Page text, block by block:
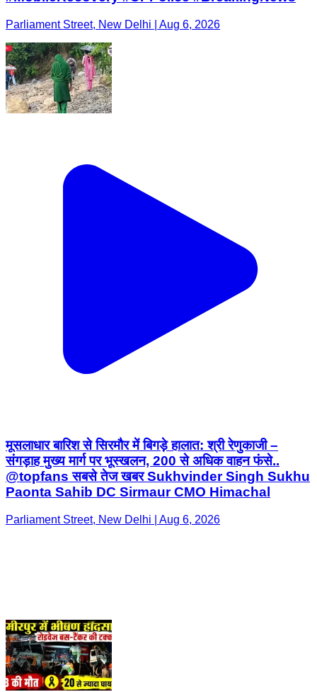
Parliament Street, New Delhi | Aug 6, 2026
मूसलाधार बारिश से सिरमौर में बिगड़े हालात: श्री रेणुकाजी –
संगड़ाह मुख्य मार्ग पर भूस्खलन, 200 से अधिक वाहन फंसे..
@topfans सबसे तेज खबर Sukhvinder Singh Sukhu
Paonta Sahib DC Sirmaur CMO Himachal
Parliament Street, New Delhi | Aug 6, 2026